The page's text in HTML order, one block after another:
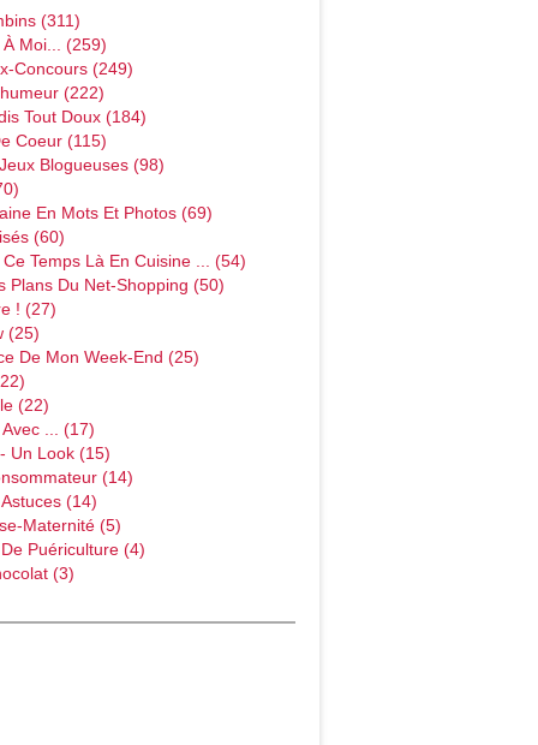
(311)
À Moi... (259)
Concours (249)
(222)
Tout Doux (184)
Coeur (115)
Blogueuses (98)
En Mots Et Photos (69)
(60)
Temps Là En Cuisine ... (54)
Plans Du Net-Shopping (50)
! (27)
(25)
De Mon Week-End (25)
(22)
... (17)
Un Look (15)
(14)
(14)
Maternité (5)
Puériculture (4)
(3)